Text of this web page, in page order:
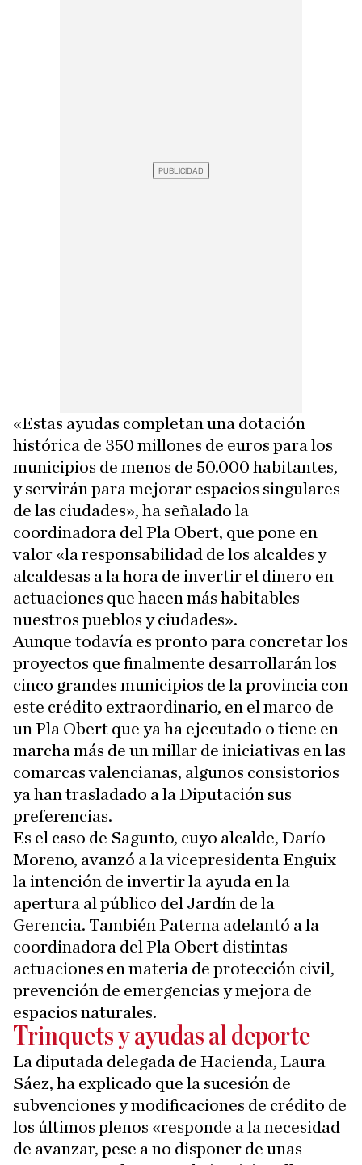
«Estas ayudas completan una dotación
histórica de 350 millones de euros para los
municipios de menos de 50.000 habitantes,
y servirán para mejorar espacios singulares
de las ciudades», ha señalado la
coordinadora del Pla Obert, que pone en
valor «la responsabilidad de los alcaldes y
alcaldesas a la hora de invertir el dinero en
actuaciones que hacen más habitables
nuestros pueblos y ciudades».
Aunque todavía es pronto para concretar los
proyectos que finalmente desarrollarán los
cinco grandes municipios de la provincia con
este crédito extraordinario, en el marco de
un Pla Obert que ya ha ejecutado o tiene en
marcha más de un millar de iniciativas en las
comarcas valencianas, algunos consistorios
ya han trasladado a la Diputación sus
preferencias.
Es el caso de Sagunto, cuyo alcalde, Darío
Moreno, avanzó a la vicepresidenta Enguix
la intención de invertir la ayuda en la
apertura al público del Jardín de la
Gerencia. También Paterna adelantó a la
coordinadora del Pla Obert distintas
actuaciones en materia de protección civil,
prevención de emergencias y mejora de
espacios naturales.
Trinquets y ayudas al deporte
La diputada delegada de Hacienda, Laura
Sáez, ha explicado que la sucesión de
subvenciones y modificaciones de crédito de
los últimos plenos «responde a la necesidad
de avanzar, pese a no disponer de unas